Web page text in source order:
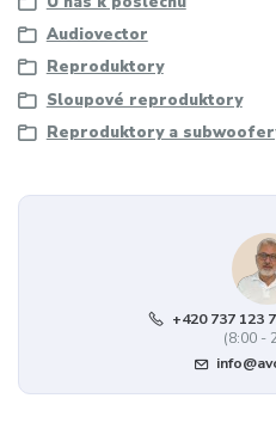
Audiovector
Reproduktory
Sloupové reproduktory
Reproduktory a
+420 737 123
(8:00 -